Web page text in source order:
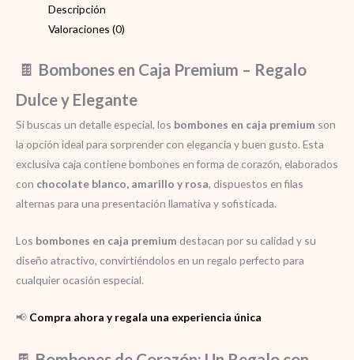
cantidad
Descripción
Valoraciones (0)
🍫 Bombones en Caja Premium – Regalo
Dulce y Elegante
Si buscas un detalle especial, los bombones en caja premium son
la opción ideal para sorprender con elegancia y buen gusto. Esta
exclusiva caja contiene bombones en forma de corazón, elaborados
con chocolate blanco, amarillo y rosa, dispuestos en filas
alternas para una presentación llamativa y sofisticada.
Los bombones en caja premium destacan por su calidad y su
diseño atractivo, convirtiéndolos en un regalo perfecto para
cualquier ocasión especial.
📢 Compra ahora y regala una experiencia única